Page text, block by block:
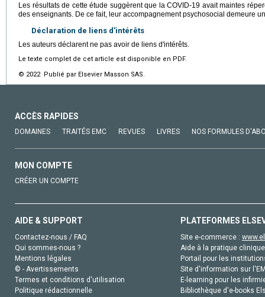
Les résultats de cette étude suggèrent que la COVID-19 avait maintes
des enseignants. De ce fait, leur accompagnement psychosocial demeure
Déclaration de liens d'intérêts
Les auteurs déclarent ne pas avoir de liens d'intérêts.
Le texte complet de cet article est disponible en PDF.
© 2022 Publié par Elsevier Masson SAS.
ACCÈS RAPIDES
DOMAINES TRAITÉS EMC REVUES LIVRES NOS FORMULES
MON COMPTE
CRÉER UN COMPTE
AIDE & SUPPORT
Contactez-nous / FAQ
Qui sommes-nous ?
Mentions légales
© - Avertissements
Termes et conditions d'utilisation
Politique rédactionnelle
PLATEFORMES
Site e-commerce :
Aide à la pratique
Portail pour les
Site d'information sur
E-learning pour les
Bibliothèque d'e-books